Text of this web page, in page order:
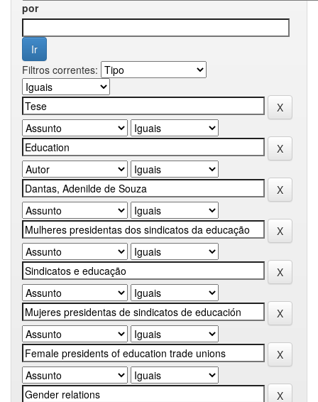
por
Filtros correntes: